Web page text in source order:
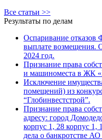
Все статьи >>
Результаты по делам
Оспаривание отказов
выплате возмещения.
2024 год.
Признание права
и машиноместа в ЖК
Исключение
помещений) из
“Глобинвестстрой”.
Признание права
адресу: город
корпус 1, 28 корпус 1,
дела о банкротстве